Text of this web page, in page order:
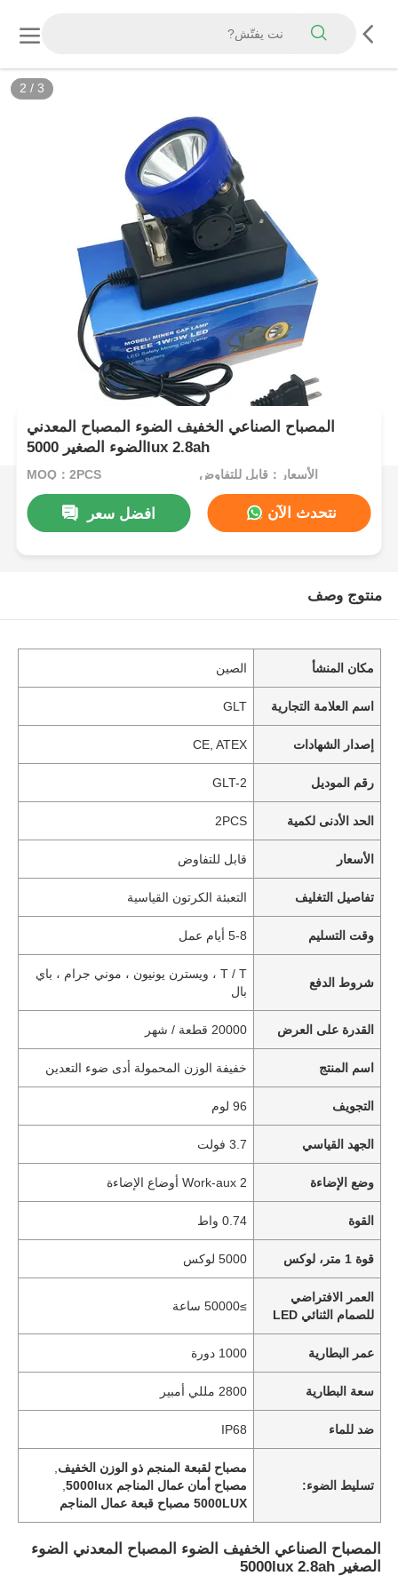
3 / 3
المصباح الصناعي الخفيف الضوء المصباح المعدني
الضوء الصغير 5000lux 2.8ah
MOQ：2PCS الأسعار：قابل للتفاوض
افضل سعر نتحدث الآن
منتوج وصف
مكان المنشأ الصين
اسم العلامة التجارية GLT
إصدار الشهادات CE, ATEX
رقم الموديل GLT-2
الحد الأدنى لكمية 2PCS
الأسعار قابل للتفاوض
تفاصيل التغليف التعبئة الكرتون القياسية
وقت التسليم 5-8 أيام عمل
شروط الدفع
T / T ، ويسترن يونيون ، موني جرام ، باي
بال
القدرة على العرض 20000 قطعة / شهر
اسم المنتج خفيفة الوزن المحمولة أدى ضوء التعدين
التجويف 96 لوم
الجهد القياسي 3.7 فولت
وضع الإضاءة Work-aux 2 أوضاع الإضاءة
القوة 0.74 واط
قوة 1 متر، لوكس 5000 لوكس
العمر الافتراضي
للصمام الثنائي LED
≥50000 ساعة
عمر البطارية 1000 دورة
سعة البطارية 2800 مللي أمبير
ضد للماء IP68
تسليط الضوء:
مصباح لقبعة المنجم ذو الوزن الخفيف
مصباح أمان عمال المناجم 5000lux
5000LUX مصباح قبعة عمال المناجم
المصباح الصناعي الخفيف الضوء المصباح المعدني الضوء
الصغير 5000lux 2.8ah